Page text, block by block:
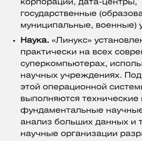
корпорации, дата-центры,
государственные
муниципальные, военные)
Наука. «Линукс»
практически на всех
суперкомпьютерах,
научных учреждениях.
этой операционной
выполняются технические
фундаментальные
анализ больших данных и
научные организации